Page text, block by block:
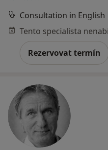
Consultation in English
Rezervovat termín